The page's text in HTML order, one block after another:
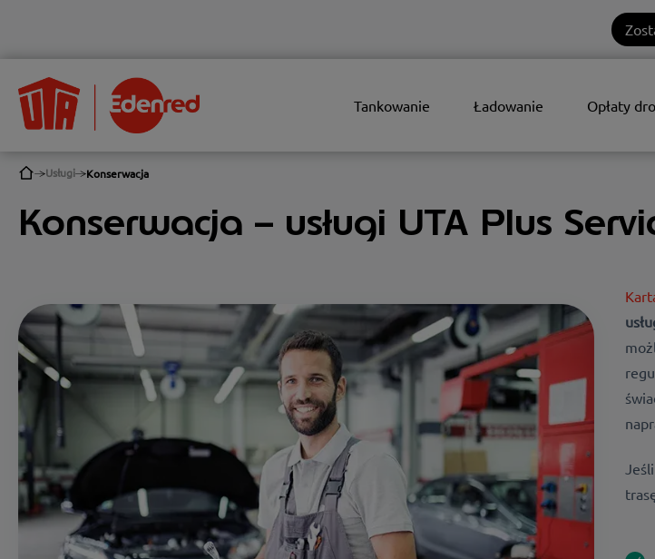
Tankowanie Ładowanie Opłaty
Usługi Konserwacja
Konserwacja – usługi UTA Plus